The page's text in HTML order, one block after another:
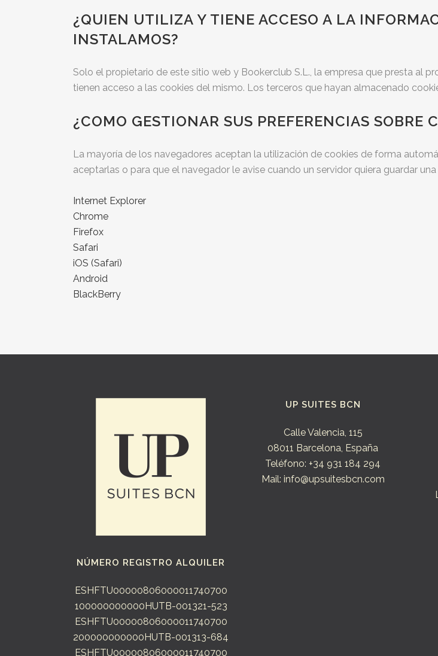
¿QUIEN UTILIZA Y TIENE ACCESO A LA
INSTALAMOS?
Solo el propietario de este sitio web y Bookerclub S.L., la empresa que presta al
tienen acceso a las cookies del mismo. Los terceros que hayan almacenado
¿COMO GESTIONAR SUS PREFERENCIAS SOBRE
La mayoría de los navegadores aceptan la utilización de cookies de forma
aceptarlas o para que el navegador le avise cuando un servidor quiera guardar
Internet Explorer
Chrome
Firefox
Safari
iOS (Safari)
Android
BlackBerry
NÚMERO REGISTRO ALQUILER
ESHFTU00000806000011740700
100000000000HUTB-001321-523
ESHFTU00000806000011740700
200000000000HUTB-001313-684
ESHFTU00000806000011740700
UP SUITES BCN
Calle Valencia, 115
08011 Barcelona, España
Teléfono: +34 931 184 294
Mail: info@upsuitesbcn.com